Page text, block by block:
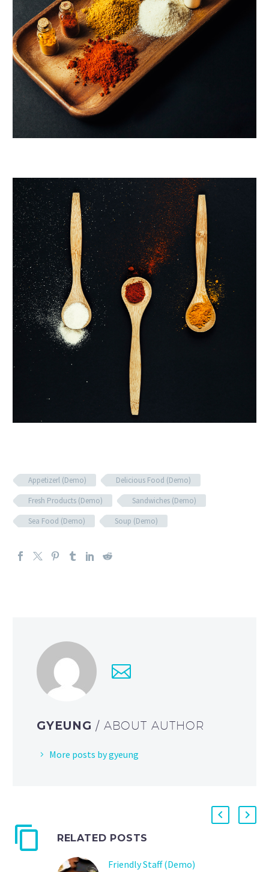
Appetizerl (Demo)
Delicious Food (Demo)
Fresh Products (Demo)
Sandwiches (Demo)
Sea Food (Demo)
Soup (Demo)
GYEUNG / ABOUT AUTHOR
More posts by gyeung
RELATED POSTS
Friendly Staff (Demo)